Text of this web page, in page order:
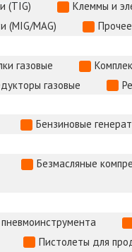
(TIG)
Клеммы и
(MIG/MAG)
газовые
газовые
Бензиновые
Безмасляные
Пистолеты для